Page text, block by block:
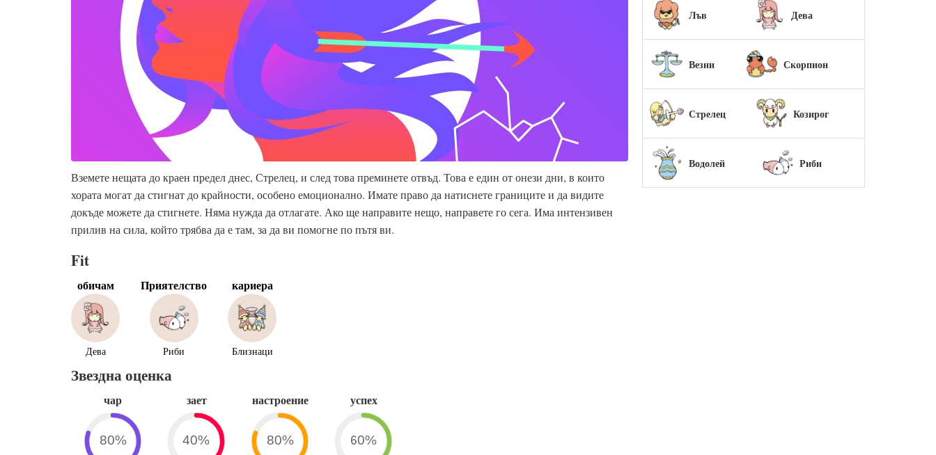
Вземете нещата до краен предел днес, Стрелец, и след това преминете отвъд. Това е един от онези дни, в които
хората могат да стигнат до крайности, особено емоционално. Имате право да натиснете границите и да видите
докъде можете да стигнете. Няма нужда да отлагате. Ако ще направите нещо, направете го сега. Има интензивен
прилив на сила, който трябва да е там, за да ви помогне по пътя ви.
Fit
обичам
Дева
Приятелство
Риби
кариера
Близнаци
Звездна оценка
чар
80%
зает
40%
настроение
80%
успех
60%
Лъв Дева
Везни Скорпион
Стрелец Козирог
Водолей Риби